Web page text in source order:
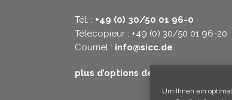
Um Ihnen ein
Tél. : +49 (0) 30/50 01 96-0
Télécopieur : +49 (0) 30/50 01 96-20
Courriel : info@sicc.de
plus d’options de contact